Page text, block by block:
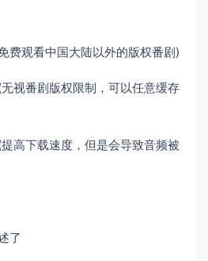
费观看中国大陆以外的版权番剧)
视番剧版权限制，可以任意缓存
高下载速度，但是会导致音频被
了